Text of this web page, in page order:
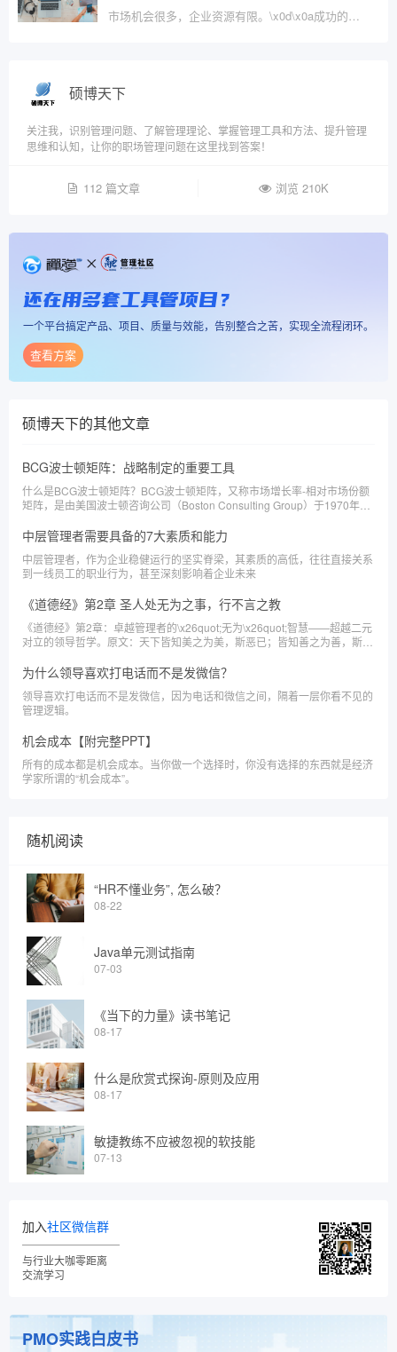
市场机会很多，企业资源有限。\x0d\x0a成功的新产品开发，必须把有限的资源，聚焦在高价值的市场机会。\x0d\x0a本文，将为您揭秘如何识别高价值的市场机会。
硕博天下
关注我，识别管理问题、了解管理理论、掌握管理工具和方法、提升管理
思维和认知，让你的职场管理问题在这里找到答案！
112 篇文章 浏览 210K
还在用多套工具管项目？
一个平台搞定产品、项目、质量与效能，告别整合之苦，实现全流程闭环。
查看方案
硕博天下的其他文章
BCG波士顿矩阵：战略制定的重要工具
什么是BCG波士顿矩阵？BCG波士顿矩阵，又称市场增长率-相对市场份额
矩阵，是由美国波士顿咨询公司（Boston Consulting Group）于1970年首
析企业产品的
中层管理者需要具备的7大素质和能力
中层管理者，作为企业稳健运行的坚实脊梁，其素质的高低，往往直接关系
到一线员工的职业行为，甚至深刻影响着企业未来
《道德经》第2章 圣人处无为之事，行不言之教
《道德经》第2章：卓越管理者的\x26quot;无为\x26quot;智慧——超越二元
对立的领导哲学。原文：天下皆知美之为美，斯恶已；皆知善之为善，斯不
随。
为什么领导喜欢打电话而不是发微信？
领导喜欢打电话而不是发微信，因为电话和微信之间，隔着一层你看不见的
管理逻辑。
机会成本【附完整PPT】
所有的成本都是机会成本。当你做一个选择时，你没有选择的东西就是经济
学家所谓的“机会成本”。
随机阅读
“HR不懂业务”, 怎么破？
08-22
Java单元测试指南
07-03
《当下的力量》读书笔记
08-17
什么是欣赏式探询-原则及应用
08-17
敏捷教练不应被忽视的软技能
07-13
加入社区微信群
与行业大咖零距离
交流学习
PMO实践白皮书